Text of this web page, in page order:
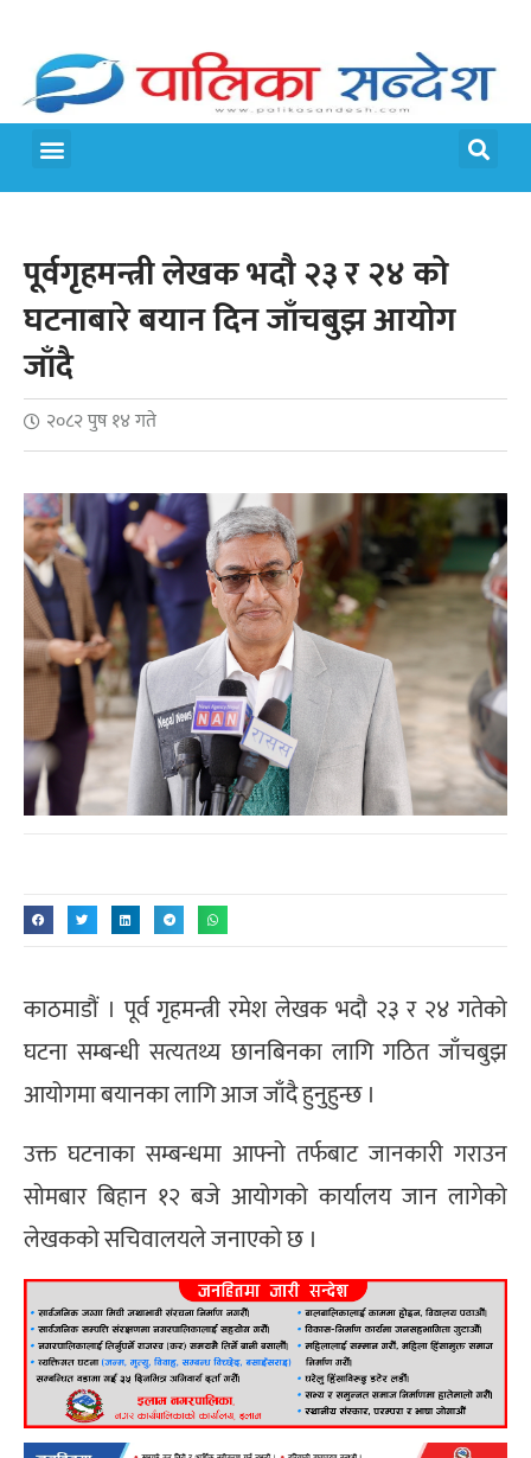
पूर्वगृहमन्त्री लेखक भदौ २३ र २४ को
घटनाबारे बयान दिन जाँचबुझ आयोग
जाँदै
२०८२ पुष १४ गते
काठमाडौं । पूर्व गृहमन्त्री रमेश लेखक भदौ २३ र २४ गतेको
घटना सम्बन्धी सत्यतथ्य छानबिनका लागि गठित जाँचबुझ
आयोगमा बयानका लागि आज जाँदै हुनुहुन्छ ।
उक्त घटनाका सम्बन्धमा आफ्नो तर्फबाट जानकारी गराउन
सोमबार बिहान १२ बजे आयोगको कार्यालय जान लागेको
लेखकको सचिवालयले जनाएको छ ।